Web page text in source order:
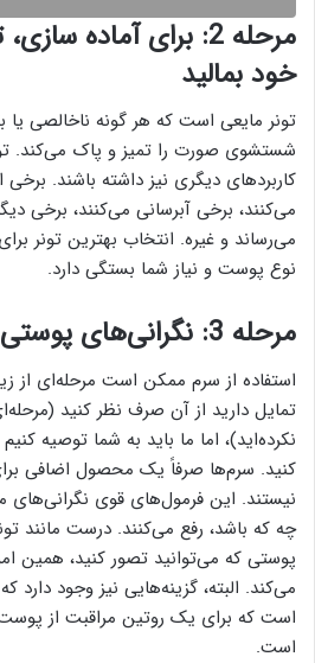
مرحله 2: برای آماده
خود بمالید
تونر مایعی است که هر گونه ناخالصی یا
شستشوی صورت را تمیز و پاک می‌کند.
کاربردهای دیگری نیز داشته باشند.
می‌کنند، برخی آبرسانی می‌کنند، برخی
می‌رساند و غیره. انتخاب بهترین تونر
نوع پوست و نیاز شما بستگی دارد.
مرحله 3: نگرانی‌های پوستی را با سرم رفع کنید
استفاده از سرم ممکن است مرحله‌ای از
تمایل دارید از آن صرف نظر کنید
نکرده‌اید)، اما ما باید به شما توصیه
کنید. سرم‌ها صرفاً یک محصول اضافی
نیستند. این فرمول‌های قوی نگرانی‌های
چه که باشد، رفع می‌کنند. درست مانند
پوستی که می‌توانید تصور کنید، همین
می‌کند. البته، گزینه‌هایی نیز وجود
است که برای یک روتین مراقبت از
است.